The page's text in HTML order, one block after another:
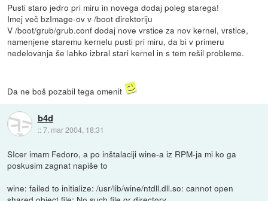
Pusti staro jedro pri miru in novega dodaj poleg starega!
Imej več bzImage-ov v /boot direktoriju
V /boot/grub/grub.conf dodaj nove vrstice za nov kernel, vrstice,
namenjene staremu kernelu pusti pri miru, da bi v primeru
nedelovanja še lahko izbral stari kernel in s tem rešil probleme.
Da ne boš pozabil tega omenit
b4d
::7. mar 2004, 18:31
SIcer imam Fedoro, a po inštalaciji wine-a iz RPM-ja mi ko ga
poskusim zagnat napiše to
wine: failed to initialize: /usr/lib/wine/ntdll.dll.so: cannot open